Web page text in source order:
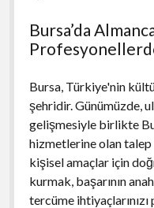
Bursa’da
Bursa, Türkiye'nin
şehridir. Günümüzde,
gelişmesiyle birlikte
hizmetlerine olan talep
kişisel amaçlar için
kurmak, başarının
tercüme